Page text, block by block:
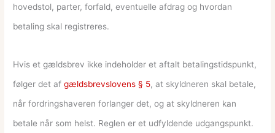
hovedstol, parter, forfald, eventuelle afdrag og hvordan
betaling skal registreres.
Hvis et gældsbrev ikke indeholder et aftalt betalingstidspunkt,
følger det afgældsbrevslovens § 5, at skyldneren skal betale,
når fordringshaveren forlanger det, og at skyldneren kan
betale når som helst. Reglen er et udfyldende udgangspunkt.